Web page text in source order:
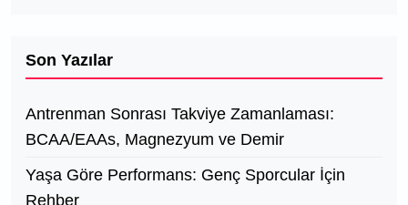
Son Yazılar
Antrenman Sonrası Takviye Zamanlaması:
BCAA/EAAs, Magnezyum ve Demir
Yaşa Göre Performans: Genç Sporcular İçin
Rehber